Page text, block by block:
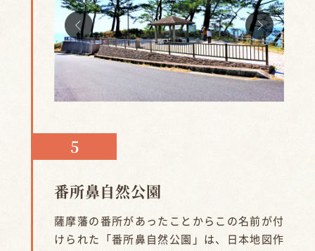
番所鼻自然公園
薩摩藩の番所があったことからこの名前が付
けられた「番所鼻自然公園」は、日本地図作